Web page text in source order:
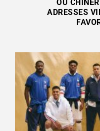
OÙ
ADRESSES